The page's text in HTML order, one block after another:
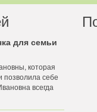
для семьи
которая
позволила себе
всегда